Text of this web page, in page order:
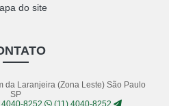
do site
da Laranjeira (Zona Leste) São Paulo
SP
8252 (11) 4040-8252